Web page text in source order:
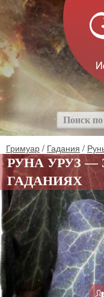
Гримуар / Гадания /
РУНА УРУЗ
ГАДАНИЯХ